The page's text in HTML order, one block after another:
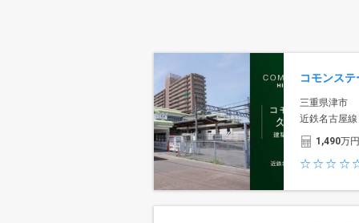
コモンス
三重県津市
近鉄名古屋
1,490万